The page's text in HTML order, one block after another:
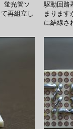
蛍光管ソ
再組立し
駆動回路
まります
に結線さ